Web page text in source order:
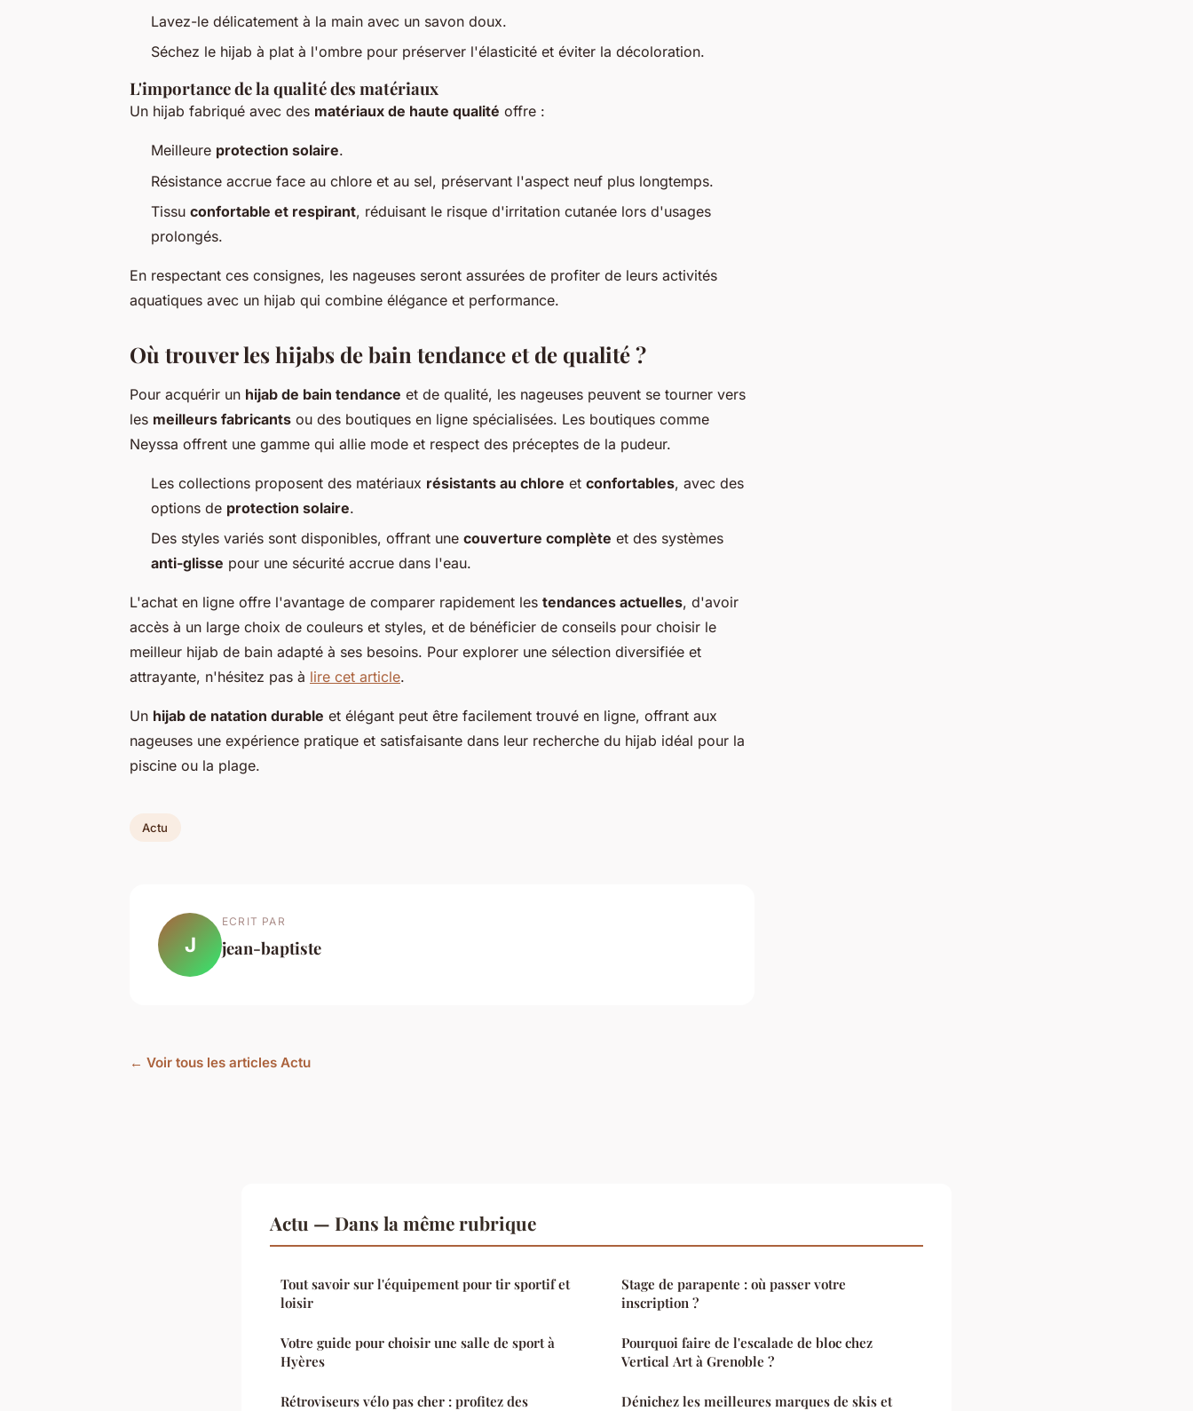
Lavez-le délicatement à la main avec un savon doux.
Séchez le hijab à plat à l'ombre pour préserver l'élasticité et éviter la décoloration.
L'importance de la qualité des matériaux
Un hijab fabriqué avec des matériaux de haute qualité offre :
Meilleure protection solaire.
Résistance accrue face au chlore et au sel, préservant l'aspect neuf plus longtemps.
Tissu confortable et respirant, réduisant le risque d'irritation cutanée lors d'usages
prolongés.
En respectant ces consignes, les nageuses seront assurées de profiter de leurs activités
aquatiques avec un hijab qui combine élégance et performance.
Où trouver les hijabs de bain tendance et de qualité ?
Pour acquérir un hijab de bain tendance et de qualité, les nageuses peuvent se tourner vers
les meilleurs fabricants ou des boutiques en ligne spécialisées. Les boutiques comme
Neyssa offrent une gamme qui allie mode et respect des préceptes de la pudeur.
Les collections proposent des matériaux résistants au chlore et confortables, avec des
options de protection solaire.
Des styles variés sont disponibles, offrant une couverture complète et des systèmes
anti-glisse pour une sécurité accrue dans l'eau.
L'achat en ligne offre l'avantage de comparer rapidement les tendances actuelles, d'avoir
accès à un large choix de couleurs et styles, et de bénéficier de conseils pour choisir le
meilleur hijab de bain adapté à ses besoins. Pour explorer une sélection diversifiée et
attrayante, n'hésitez pas à lire cet article.
Un hijab de natation durable et élégant peut être facilement trouvé en ligne, offrant aux
nageuses une expérience pratique et satisfaisante dans leur recherche du hijab idéal pour la
piscine ou la plage.
Actu
J
ECRIT PAR
jean-baptiste
← Voir tous les articles Actu
Actu — Dans la même rubrique
Tout savoir sur l'équipement pour tir sportif et
loisir
Votre guide pour choisir une salle de sport à
Hyères
Rétroviseurs vélo pas cher : profitez des
Stage de parapente : où passer votre
inscription ?
Pourquoi faire de l'escalade de bloc chez
Vertical Art à Grenoble ?
Dénichez les meilleures marques de skis et